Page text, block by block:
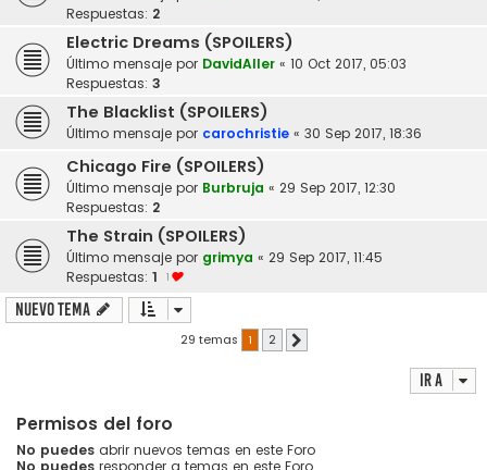
Respuestas: 2
Electric Dreams (SPOILERS)
Último mensaje por DavidAller « 10 Oct 2017, 05:03
Respuestas: 3
The Blacklist (SPOILERS)
Último mensaje por carochristie « 30 Sep 2017, 18:36
Chicago Fire (SPOILERS)
Último mensaje por Burbruja « 29 Sep 2017, 12:30
Respuestas: 2
The Strain (SPOILERS)
Último mensaje por grimya « 29 Sep 2017, 11:45
Respuestas: 1 1
Nuevo Tema
29 temas 1 2
Ir a
Permisos del foro
No puedes abrir nuevos temas en este Foro
No puedes responder a temas en este Foro